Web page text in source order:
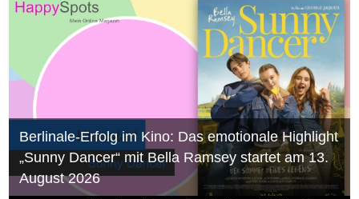
Berlinale-Erfolg im Kino: Das emotionale Highlight
„Sunny Dancer“ mit Bella Ramsey startet am 13.
August 2026